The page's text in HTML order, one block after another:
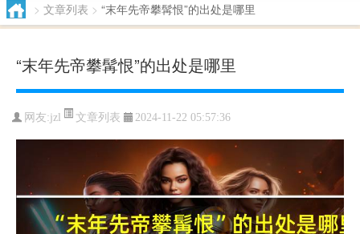
> 文章列表 > “末年先帝攀髯恨”的出处是哪里
“末年先帝攀髯恨”的出处是哪里
网友:jzl 文章列表 2024-11-22 05:57:36